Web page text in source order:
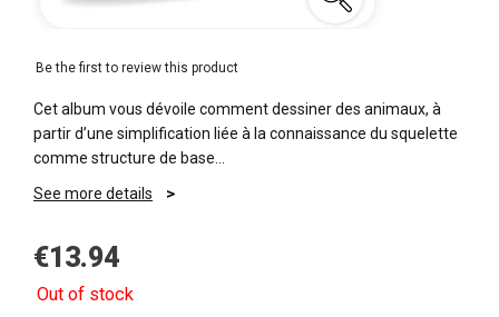
Be the first to review this product
Cet album vous dévoile comment dessiner des animaux, à
partir d’une simplification liée à la connaissance du squelette
comme structure de base…
See more details
€13.94
Out of stock